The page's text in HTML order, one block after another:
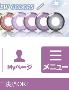
決済OK!